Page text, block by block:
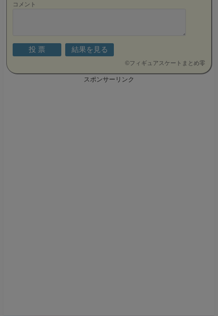
コメント
©フィギュアスケートまとめ零
スポンサーリンク